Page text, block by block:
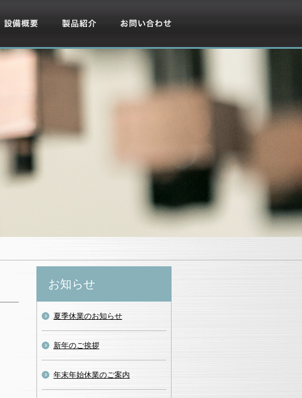
お知らせ
夏季休業のお知らせ
新年のご挨拶
年末年始休業のご案内